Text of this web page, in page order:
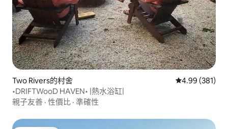
Two Rivers的村舍 從 381 則評價
4.99 (381)
•DRIFTWooD HAVEN• |熱水浴缸|
親子友善 · 性價比 · 準確性